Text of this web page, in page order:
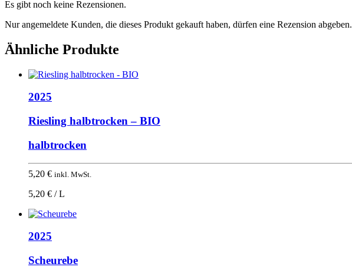
Es gibt noch keine Rezensionen.
Nur angemeldete Kunden, die dieses Produkt gekauft haben, dürfen eine Rezension abgeben.
Ähnliche Produkte
2025
Riesling halbtrocken – BIO
halbtrocken
5,20 € inkl. MwSt.
5,20 € / L
2025
Scheurebe